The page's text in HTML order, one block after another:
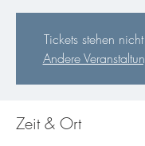
Tickets stehen
Andere
Zeit & Ort